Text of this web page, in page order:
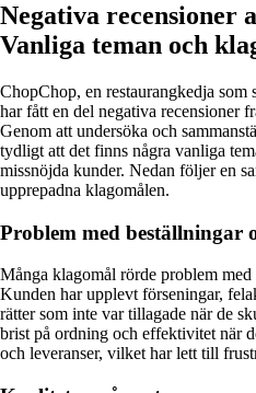
Negativa recensioner
Vanliga teman och
ChopChop, en restaurangkedja som
har fått en del negativa recensioner
Genom att undersöka och
tydligt att det finns några vanliga
missnöjda kunder. Nedan följer en
upprepadna klagomålen.
Problem med beställningar
Många klagomål rörde problem med
Kunden har upplevt förseningar,
rätter som inte var tillagade när de
brist på ordning och effektivitet när
och leveranser, vilket har lett till